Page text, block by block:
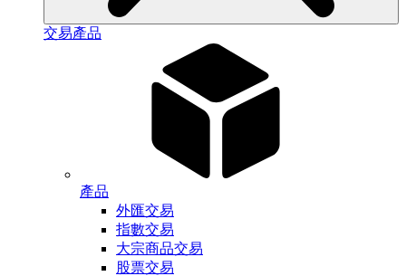
交易產品
產品
外匯交易
指數交易
大宗商品交易
股票交易